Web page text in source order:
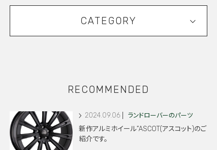
CATEGORY
RECOMMENDED
2024.09.06 ランドローバーのパーツ
新作アルミホイール”ASCOT(アスコット)のご
紹介です。